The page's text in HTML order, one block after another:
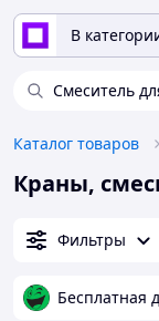
В
Смеситель
Каталог товаров
Краны,
Фильтры
Бесплатная